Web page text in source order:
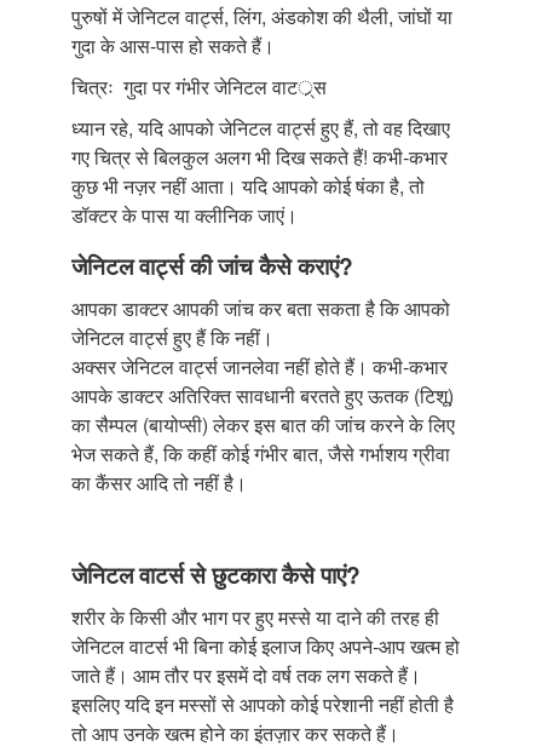
पुरुषों में जेनिटल वार्ट्स, लिंग, अंडकोश की थैली, जांघों या
गुदा के आस-पास हो सकते हैं।
चित्रः गुदा पर गंभीर जेनिटल वाटर््स
ध्यान रहे, यदि आपको जेनिटल वार्ट्स हुए हैं, तो वह दिखाए
गए चित्र से बिलकुल अलग भी दिख सकते हैं! कभी-कभार
कुछ भी नज़र नहीं आता। यदि आपको कोई षंका है, तो
डॉक्टर के पास या क्लीनिक जाएं।
जेनिटल वार्ट्स की जांच कैसे कराएं?
आपका डाक्टर आपकी जांच कर बता सकता है कि आपको
जेनिटल वार्ट्स हुए हैं कि नहीं।
अक्सर जेनिटल वार्ट्स जानलेवा नहीं होते हैं। कभी-कभार
आपके डाक्टर अतिरिक्त सावधानी बरतते हुए ऊतक (टिशू)
का सैम्पल (बायोप्सी) लेकर इस बात की जांच करने के लिए
भेज सकते हैं, कि कहीं कोई गंभीर बात, जैसे गर्भाशय ग्रीवा
का कैंसर आदि तो नहीं है।
जेनिटल वाटर्स से छुटकारा कैसे पाएं?
शरीर के किसी और भाग पर हुए मस्से या दाने की तरह ही
जेनिटल वाटर्स भी बिना कोई इलाज किए अपने-आप खत्म हो
जाते हैं। आम तौर पर इसमें दो वर्ष तक लग सकते हैं।
इसलिए यदि इन मस्सों से आपको कोई परेशानी नहीं होती है
तो आप उनके खत्म होने का इंतज़ार कर सकते हैं।